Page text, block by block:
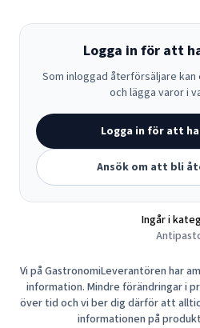
Logga in för att
Som inloggad återförsäljare
och lägga varor i
Logga in för att
Ansök om att bli
Ingår i
Vi på GastronomiLeverantören har
information. Mindre förändringar i
över tid och vi ber dig därför att
informationen på